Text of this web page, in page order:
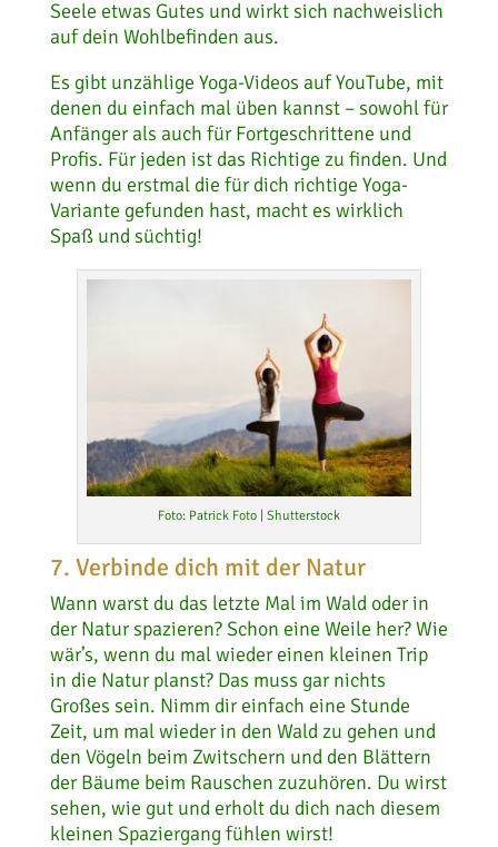
Seele etwas Gutes und wirkt sich nachweislich
auf dein Wohlbefinden aus.
Es gibt unzählige Yoga-Videos auf YouTube, mit
denen du einfach mal üben kannst – sowohl für
Anfänger als auch für Fortgeschrittene und
Profis. Für jeden ist das Richtige zu finden. Und
wenn du erstmal die für dich richtige Yoga-
Variante gefunden hast, macht es wirklich
Spaß und süchtig!
Foto: Patrick Foto | Shutterstock
7. Verbinde dich mit der Natur
Wann warst du das letzte Mal im Wald oder in
der Natur spazieren? Schon eine Weile her? Wie
wär’s, wenn du mal wieder einen kleinen Trip
in die Natur planst? Das muss gar nichts
Großes sein. Nimm dir einfach eine Stunde
Zeit, um mal wieder in den Wald zu gehen und
den Vögeln beim Zwitschern und den Blättern
der Bäume beim Rauschen zuzuhören. Du wirst
sehen, wie gut und erholt du dich nach diesem
kleinen Spaziergang fühlen wirst!